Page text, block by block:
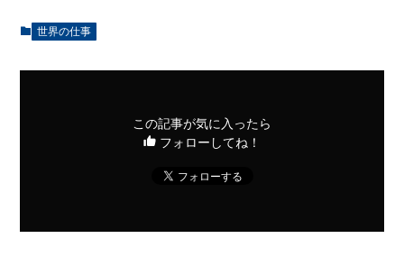
世界の仕事
この記事が気に入ったら
フォローしてね！